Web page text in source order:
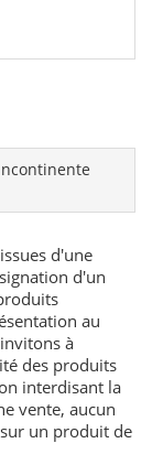
d'une
d'un
au
à
des produits
interdisant la
vente, aucun
un produit de